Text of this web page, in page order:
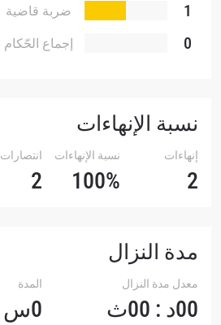
1
ضربة قاضية
0
إجماع الحّكام
نسبة الإنهاءات
إنهاءات
2
نسبة الإنهاءات
100%
انتصارات
2
مدة النزال
معدل مدة النزال
00د : 00ث
المدة
0س : 00د : 00ث